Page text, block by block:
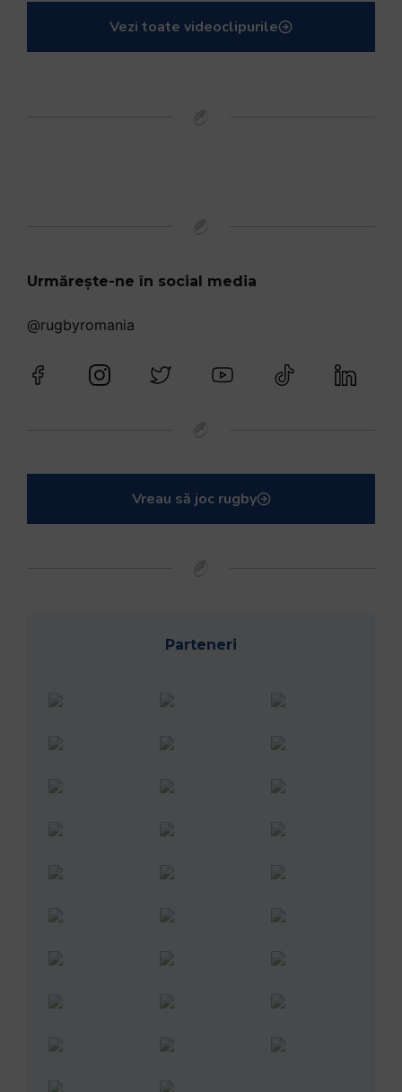
Vezi toate videoclipurile
Urmărește-ne în social media
@rugbyromania
Vreau să joc rugby
Parteneri